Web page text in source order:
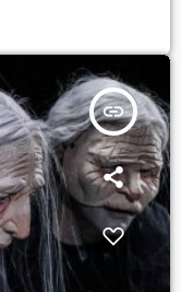
insert_link